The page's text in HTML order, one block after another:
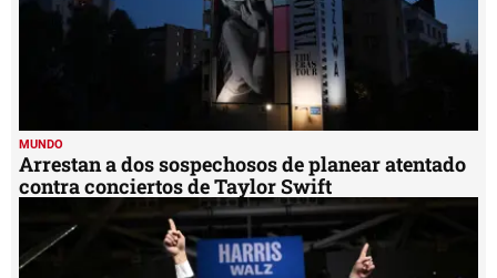
MUNDO
Arrestan a dos sospechosos de planear atentado
contra conciertos de Taylor Swift